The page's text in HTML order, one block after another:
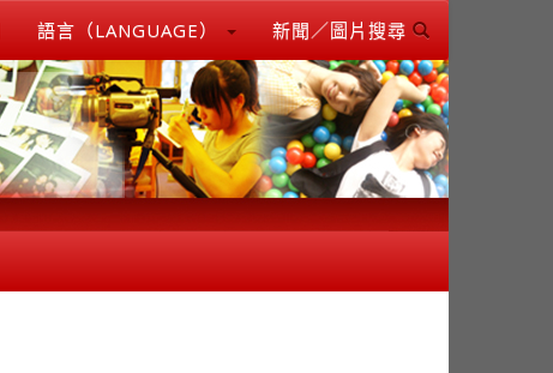
語言（LANGUAGE） 新聞／圖片搜尋